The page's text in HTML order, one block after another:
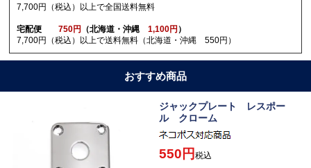
7,700円（税込）以上で全国送料無料
宅配便750円 （北海道・沖縄1,100円 ）
7,700円（税込）以上で送料無料（北海道・沖縄 550円）
おすすめ商品
ジャックプレート レスポー
ル クローム
550 税込